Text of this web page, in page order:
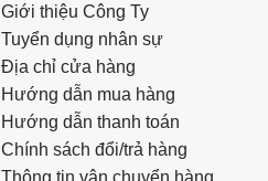
Giới thiệu Công Ty
Tuyển dụng nhân sự
Địa chỉ cửa hàng
Hướng dẫn mua hàng
Hướng dẫn thanh toán
Chính sách đổi/trả hàng
Thông tin vận chuyển hàng